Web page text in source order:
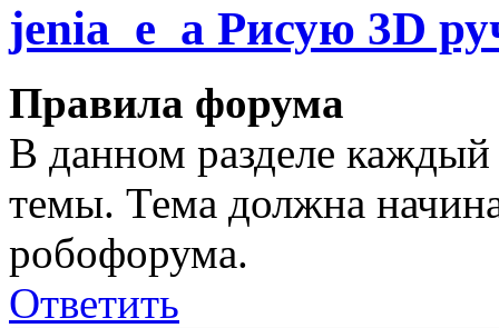
jenia_e_a Рисую 3D
Правила форума
В данном разделе
темы. Тема должна
робофорума.
Ответить